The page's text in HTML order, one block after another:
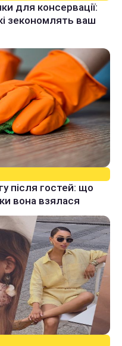
для консервації:
зекономлять ваш
після гостей: що
вона взялася